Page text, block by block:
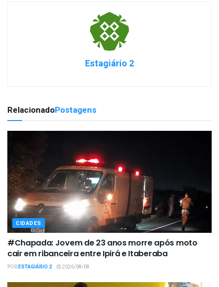
Estagiário 2
RelacionadoPostagens
CIDADES
#Chapada: Jovem de 23 anos morre após moto
cair em ribanceira entre Ipirá e Itaberaba
PORESTAGIÁRIO 2 2026/08/08